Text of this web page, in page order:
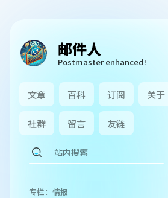
邮件人
Postmaster enhanced!
文章 百科 订阅 关于
社群 留言 友链
专栏：情报